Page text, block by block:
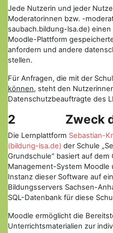
Jede Nutzerin und jeder
Moderatorinnen bzw. -
saubach.bildung-lsa.de)
Moodle-Plattform
anfordern und andere
stellen.
Für Anfragen, die mit der
können, steht den
Datenschutzbeauftragte des
2 Zweck der
Die Lernplattform Sebastian-
(bildung-lsa.de) der Schule
Grundschule“ basiert auf
Management-System Moodle
Instanz dieser Software auf
Bildungsservers Sachsen-
SQL-Datenbank für diese
Moodle ermöglicht die
Unterrichtsmaterialien zur